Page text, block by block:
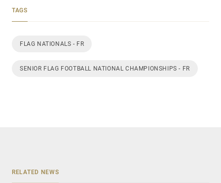
TAGS
FLAG NATIONALS - FR
SENIOR FLAG FOOTBALL NATIONAL CHAMPIONSHIPS - FR
RELATED NEWS